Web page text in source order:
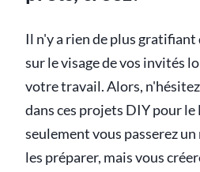
Il n'y a rien de plus
sur le visage de vos invités
votre travail. Alors,
dans ces projets DIY pour
seulement vous passerez
les préparer, mais vous